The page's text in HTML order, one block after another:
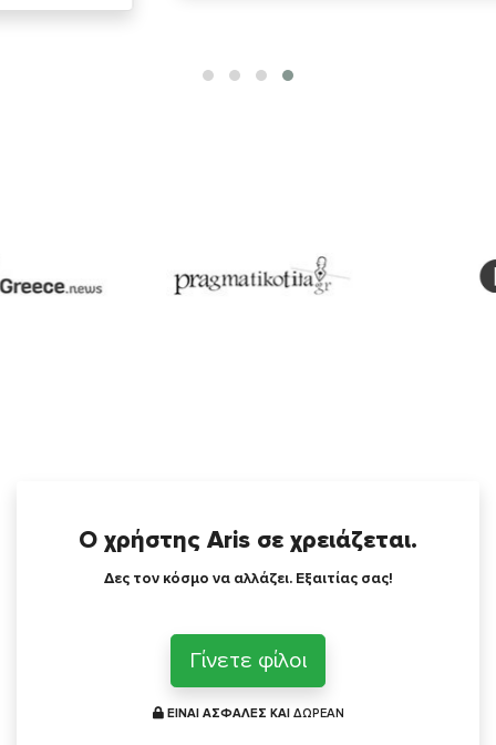
Ο χρήστης Aris σε χρειάζεται.
Δες τον κόσμο να αλλάζει. Εξαιτίας σας!
Γίνετε φίλοι
ΕΙΝΑΙ ΑΣΦΑΛΕΣ ΚΑΙ ΔΩΡΕΑΝ